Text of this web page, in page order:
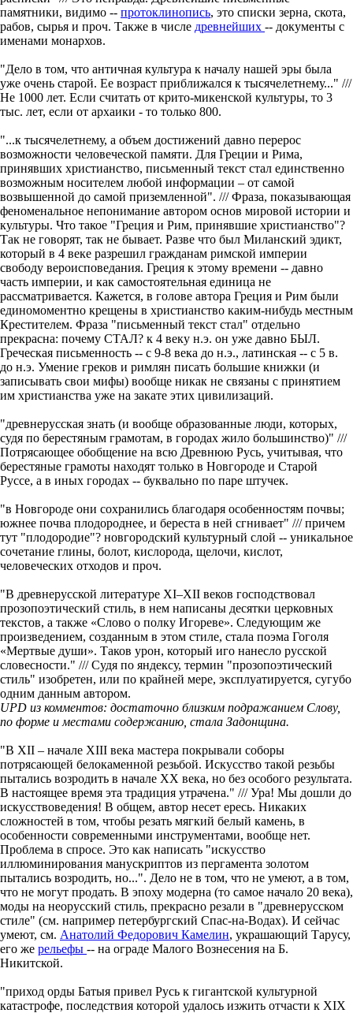
памятники, видимо -- протоклинопись, это списки зерна, скота,
рабов, сырья и проч. Также в числе древнейших -- документы с
именами монархов.
"Дело в том, что античная культура к началу нашей эры была
уже очень старой. Ее возраст приближался к тысячелетнему..." ///
Не 1000 лет. Если считать от крито-микенской культуры, то 3
тыс. лет, если от архаики - то только 800.
"...к тысячелетнему, а объем достижений давно перерос
возможности человеческой памяти. Для Греции и Рима,
принявших христианство, письменный текст стал единственно
возможным носителем любой информации – от самой
возвышенной до самой приземленной". /// Фраза, показывающая
феноменальное непонимание автором основ мировой истории и
культуры. Что такое "Греция и Рим, принявшие христианство"?
Так не говорят, так не бывает. Разве что был Миланский эдикт,
который в 4 веке разрешил гражданам римской империи
свободу вероисповедания. Греция к этому времени -- давно
часть империи, и как самостоятельная единица не
рассматривается. Кажется, в голове автора Греция и Рим были
единомоментно крещены в христианство каким-нибудь местным
Крестителем. Фраза "письменный текст стал" отдельно
прекрасна: почему СТАЛ? к 4 веку н.э. он уже давно БЫЛ.
Греческая письменность -- с 9-8 века до н.э., латинская -- с 5 в.
до н.э. Умение греков и римлян писать большие книжки (и
записывать свои мифы) вообще никак не связаны с принятием
им христианства уже на закате этих цивилизаций.
"древнерусская знать (и вообще образованные люди, которых,
судя по берестяным грамотам, в городах жило большинство)" ///
Потрясающее обобщение на всю Древнюю Русь, учитывая, что
берестяные грамоты находят только в Новгороде и Старой
Руссе, а в иных городах -- буквально по паре штучек.
"в Новгороде они сохранились благодаря особенностям почвы;
южнее почва плодороднее, и береста в ней сгнивает" /// причем
тут "плодородие"? новгородский культурный слой -- уникальное
сочетание глины, болот, кислорода, щелочи, кислот,
человеческих отходов и проч.
"В древнерусской литературе XI–XII веков господствовал
прозопоэтический стиль, в нем написаны десятки церковных
текстов, а также «Слово о полку Игореве». Следующим же
произведением, созданным в этом стиле, стала поэма Гоголя
«Мертвые души». Таков урон, который иго нанесло русской
словесности." /// Судя по яндексу, термин "прозопоэтический
стиль" изобретен, или по крайней мере, эксплуатируется, сугубо
одним данным автором.
UPD из комментов: достаточно близким подражанием Слову,
по форме и местами содержанию, стала Задонщина.
"В XII – начале XIII века мастера покрывали соборы
потрясающей белокаменной резьбой. Искусство такой резьбы
пытались возродить в начале ХХ века, но без особого результата.
В настоящее время эта традиция утрачена." /// Ура! Мы дошли до
искусствоведения! В общем, автор несет ересь. Никаких
сложностей в том, чтобы резать мягкий белый камень, в
особенности современными инструментами, вообще нет.
Проблема в спросе. Это как написать "искусство
иллюминирования манускриптов из пергамента золотом
пытались возродить, но...". Дело не в том, что не умеют, а в том,
что не могут продать. В эпоху модерна (то самое начало 20 века),
моды на неорусский стиль, прекрасно резали в "древнерусском
стиле" (см. например петербургский Спас-на-Водах). И сейчас
умеют, см. Анатолий Федорович Камелин, украшающий Тарусу,
его же рельефы -- на ограде Малого Вознесения на Б.
Никитской.
"приход орды Батыя привел Русь к гигантской культурной
катастрофе, последствия которой удалось изжить отчасти к XIX